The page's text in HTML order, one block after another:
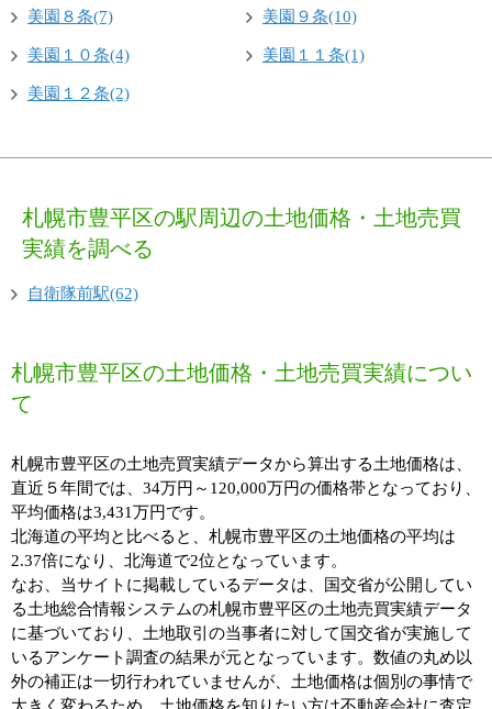
美園８条(7) 美園９条(10)
美園１０条(4) 美園１１条(1)
美園１２条(2)
札幌市豊平区の駅周辺の土地価格・土地売買
実績を調べる
自衛隊前駅(62)
札幌市豊平区の土地価格・土地売買実績につい
て
札幌市豊平区の土地売買実績データから算出する土地価格は、
直近５年間では、34万円～120,000万円の価格帯となっており、
平均価格は3,431万円です。
北海道の平均と比べると、札幌市豊平区の土地価格の平均は
2.37倍になり、北海道で2位となっています。
なお、当サイトに掲載しているデータは、国交省が公開してい
る土地総合情報システムの札幌市豊平区の土地売買実績データ
に基づいており、土地取引の当事者に対して国交省が実施して
いるアンケート調査の結果が元となっています。数値の丸め以
外の補正は一切行われていませんが、土地価格は個別の事情で